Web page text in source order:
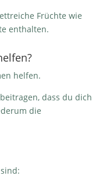
Früchte wie
enthalten.
helfen.
dass du dich
die